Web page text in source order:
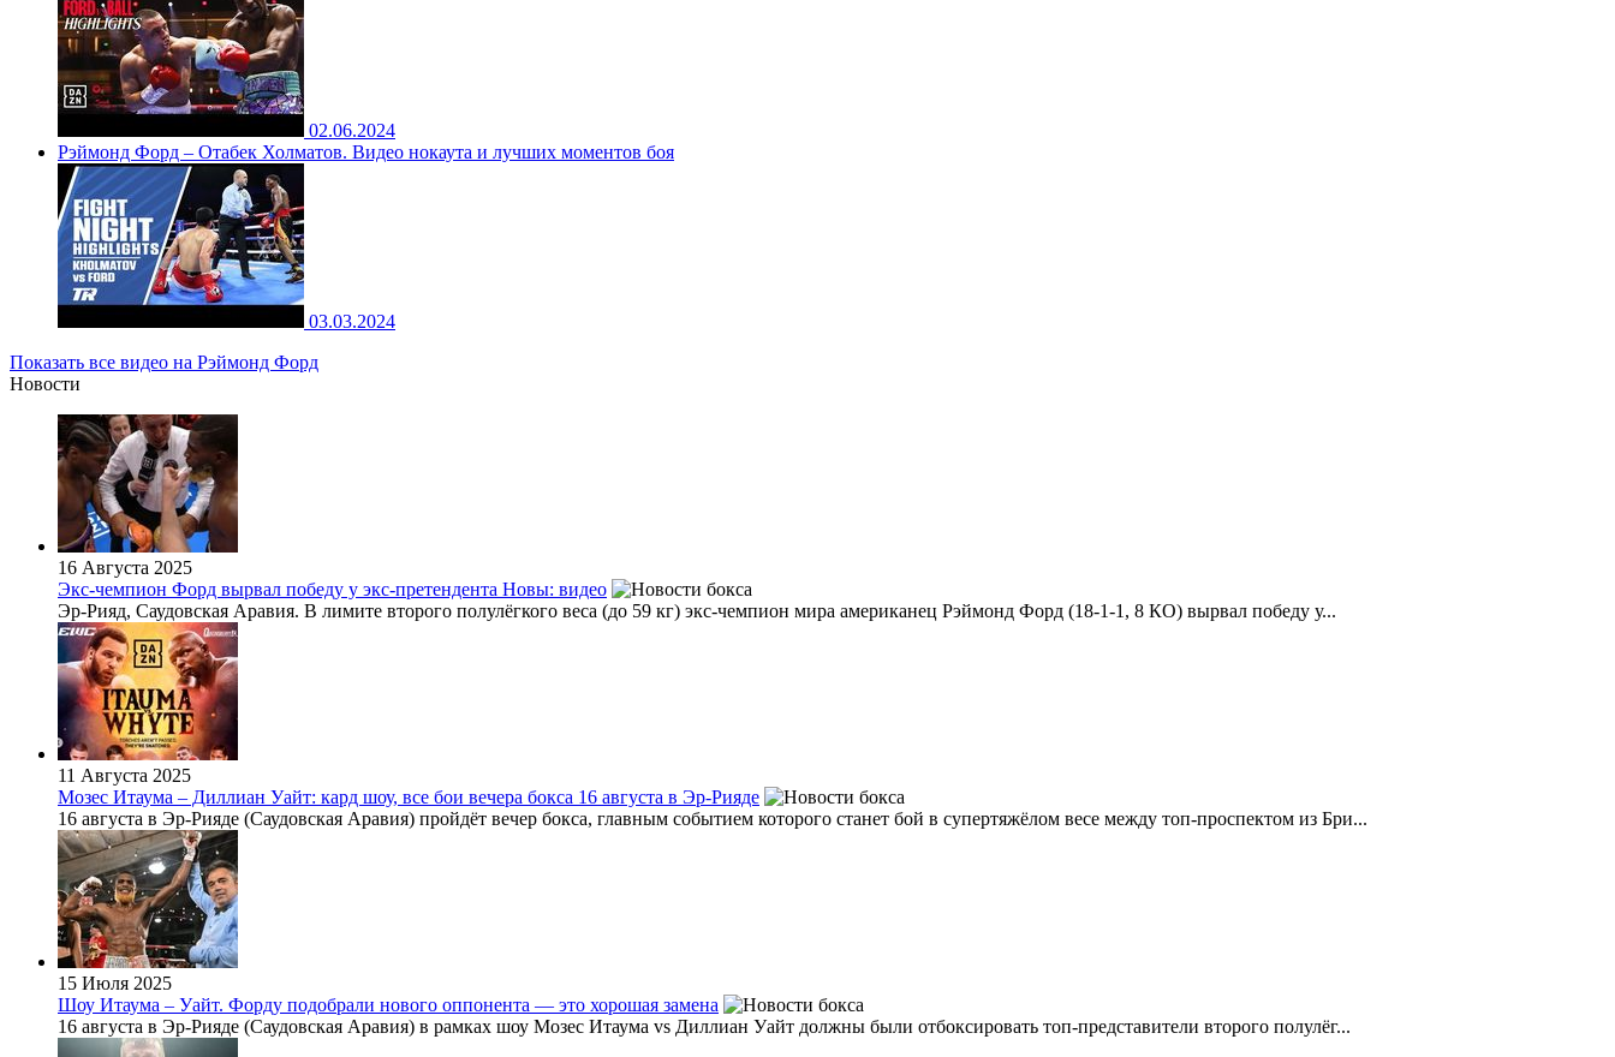
02.06.2024
Рэймонд Форд – Отабек Холматов. Видео нокаута и лучших моментов боя
03.03.2024
Показать все видео на Рэймонд Форд
Новости
16 Августа 2025
Экс-чемпион Форд вырвал победу у экс-претендента Новы: видео
Эр-Рияд, Саудовская Аравия. В лимите второго полулёгкого веса (до 59 кг) экс-чемпион мира американец Рэймонд Форд (18-1-1, 8 КО) вырвал победу у...
11 Августа 2025
Мозес Итаума – Диллиан Уайт: кард шоу, все бои вечера бокса 16 августа в Эр-Рияде
16 августа в Эр-Рияде (Саудовская Аравия) пройдёт вечер бокса, главным событием которого станет бой в супертяжёлом весе между топ-проспектом из Бри...
15 Июля 2025
Шоу Итаума – Уайт. Форду подобрали нового оппонента — это хорошая замена
16 августа в Эр-Рияде (Саудовская Аравия) в рамках шоу Мозес Итаума vs Диллиан Уайт должны были отбоксировать топ-представители второго полулёг...